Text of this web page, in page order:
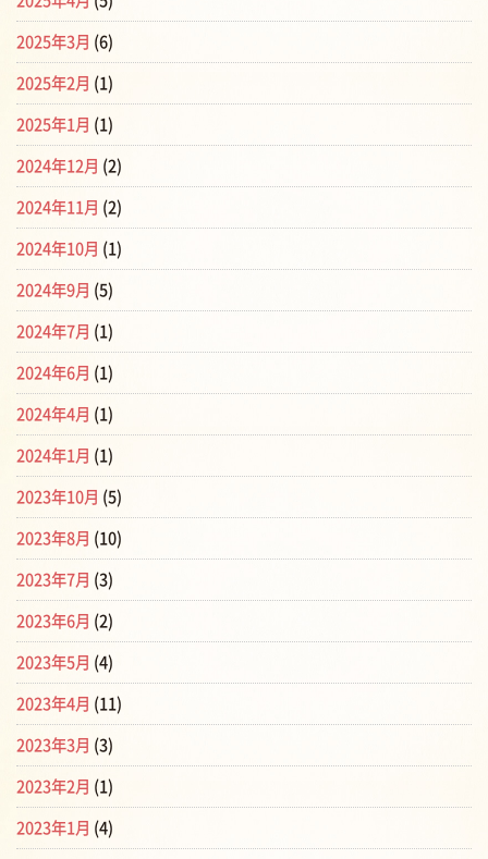
2025年3月 (6)
2025年2月 (1)
2025年1月 (1)
2024年12月 (2)
2024年11月 (2)
2024年10月 (1)
2024年9月 (5)
2024年7月 (1)
2024年6月 (1)
2024年4月 (1)
2024年1月 (1)
2023年10月 (5)
2023年8月 (10)
2023年7月 (3)
2023年6月 (2)
2023年5月 (4)
2023年4月 (11)
2023年3月 (3)
2023年2月 (1)
2023年1月 (4)